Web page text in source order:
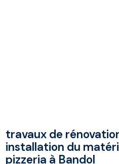
travaux de
installation du
pizzeria à Bandol